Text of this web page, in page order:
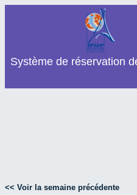
Système de réservation
<< Voir la semaine précédente